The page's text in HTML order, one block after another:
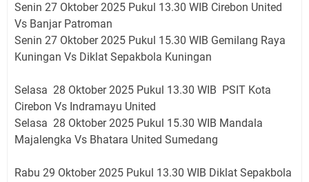
Senin 27 Oktober 2025 Pukul 13.30 WIB Cirebon United
Vs Banjar Patroman
Senin 27 Oktober 2025 Pukul 15.30 WIB Gemilang Raya
Kuningan Vs Diklat Sepakbola Kuningan
Selasa 28 Oktober 2025 Pukul 13.30 WIB PSIT Kota
Cirebon Vs Indramayu United
Selasa 28 Oktober 2025 Pukul 15.30 WIB Mandala
Majalengka Vs Bhatara United Sumedang
Rabu 29 Oktober 2025 Pukul 13.30 WIB Diklat Sepakbola